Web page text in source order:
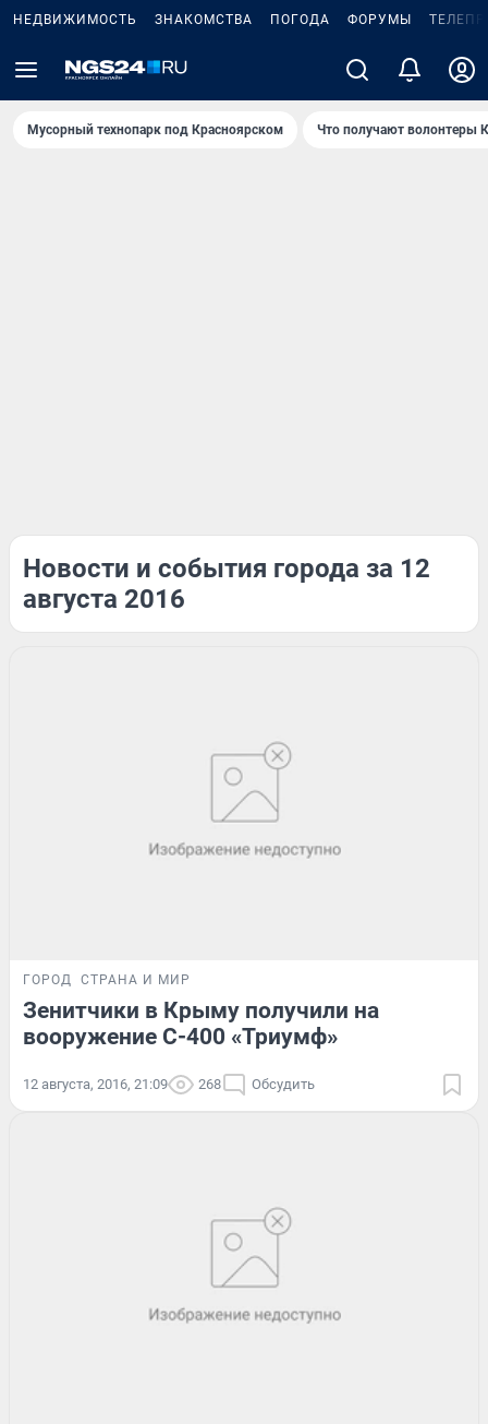
НЕДВИЖИМОСТЬ ЗНАКОМСТВА ПОГОДА ФОРУМЫ
Мусорный технопарк под Крaсноярском Что получают волонтеры
Новости и события города за 12
августа 2016
ГОРОД СТРАНА И МИР
Зенитчики в Крыму получили на
вооружение С-400 «Триумф»
12 августа, 2016, 21:09 268 Обсудить